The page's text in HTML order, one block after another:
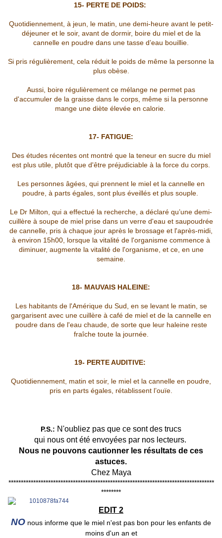
15- PERTE DE POIDS:
Quotidiennement, à jeun, le matin, une demi-heure avant le petit-
déjeuner et le soir, avant de dormir, boire du miel et de la
cannelle en poudre dans une tasse d’eau bouillie.
Si pris régulièrement, cela réduit le poids de même la personne la
plus obèse.
Aussi, boire régulièrement ce mélange ne permet pas
d'accumuler de la graisse dans le corps, même si la personne
mange une diète élevée en calorie.
17- FATIGUE:
Des études récentes ont montré que la teneur en sucre du miel
est plus utile, plutôt que d'être préjudiciable à la force du corps.
Les personnes âgées, qui prennent le miel et la cannelle en
poudre, à parts égales, sont plus éveillés et plus souple.
Le Dr Milton, qui a effectué la recherche, a déclaré qu’une demi-
cuillère à soupe de miel prise dans un verre d'eau et saupoudrée
de cannelle, pris à chaque jour après le brossage et l'après-midi,
à environ 15h00, lorsque la vitalité de l'organisme commence à
diminuer, augmente la vitalité de l'organisme, et ce, en une
semaine.
18- MAUVAIS HALEINE:
Les habitants de l'Amérique du Sud, en se levant le matin, se
gargarisent avec une cuillère à café de miel et de la cannelle en
poudre dans de l'eau chaude, de sorte que leur haleine reste
fraîche toute la journée.
19- PERTE AUDITIVE:
Quotidiennement, matin et soir, le miel et la cannelle en poudre,
pris en parts égales, rétablissent l’ouïe.
P.S.: N'oubliez pas que ce sont des trucs
qui nous ont été envoyées par nos lecteurs.
Nous ne pouvons cautionner les résultats de ces
astuces.
Chez Maya
***********************************************************************************
********
EDIT 2
NO nous informe que le miel n'est pas bon pour les enfants de
moins d'un an et